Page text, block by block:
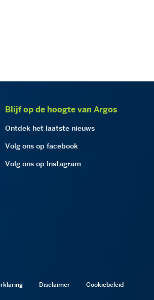
Blijf op de hoogte van Argos
Ontdek het laatste nieuws
Volg ons op facebook
Volg ons op Instagram
Disclaimer Cookiebeleid